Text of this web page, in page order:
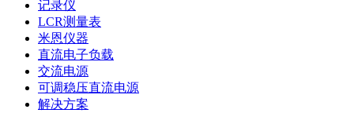
记录仪
LCR测量表
米恩仪器
直流电子负载
交流电源
可调稳压直流电源
解决方案